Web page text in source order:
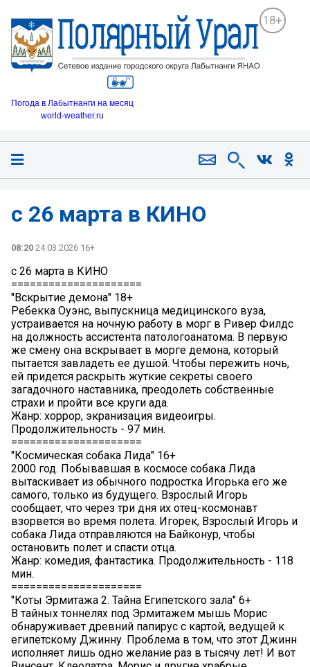
18+
Погода в Лабытнанги на месяц
world-weather.ru
с 26 марта в КИНО
08:20 24.03.2026 16+
с 26 марта в КИНО
=====================
"Вскрытие демона" 18+
Ребекка Оуэнс, выпускница медицинского вуза,
устраивается на ночную работу в морг в Ривер Филдс
на должность ассистента патологоанатома. В первую
же смену она вскрывает в морге демона, который
пытается завладеть ее душой. Чтобы пережить ночь,
ей придется раскрыть жуткие секреты своего
загадочного наставника, преодолеть собственные
страхи и пройти все круги ада.
Жанр: хоррор, экранизация видеоигры.
Продолжительность - 97 мин.
=====================
"Космическая собака Лида" 16+
2000 год. Побывавшая в космосе собака Лида
вытаскивает из обычного подростка Игорька его же
самого, только из будущего. Взрослый Игорь
сообщает, что через три дня их отец-космонавт
взорвется во время полета. Игорек, Взрослый Игорь и
собака Лида отправляются на Байконур, чтобы
остановить полет и спасти отца.
Жанр: комедия, фантастика. Продолжительность - 118
мин.
=====================
"Коты Эрмитажа 2. Тайна Египетского зала" 6+
В тайных тоннелях под Эрмитажем мышь Морис
обнаруживает древний папирус с картой, ведущей к
египетскому Джинну. Проблема в том, что этот Джинн
исполняет лишь одно желание раз в тысячу лет! И вот